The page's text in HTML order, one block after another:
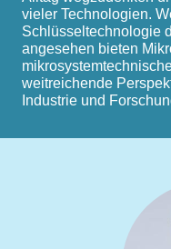
vieler Technologien.
Schlüsseltechnologie
angesehen bieten
weitreichende
Industrie und